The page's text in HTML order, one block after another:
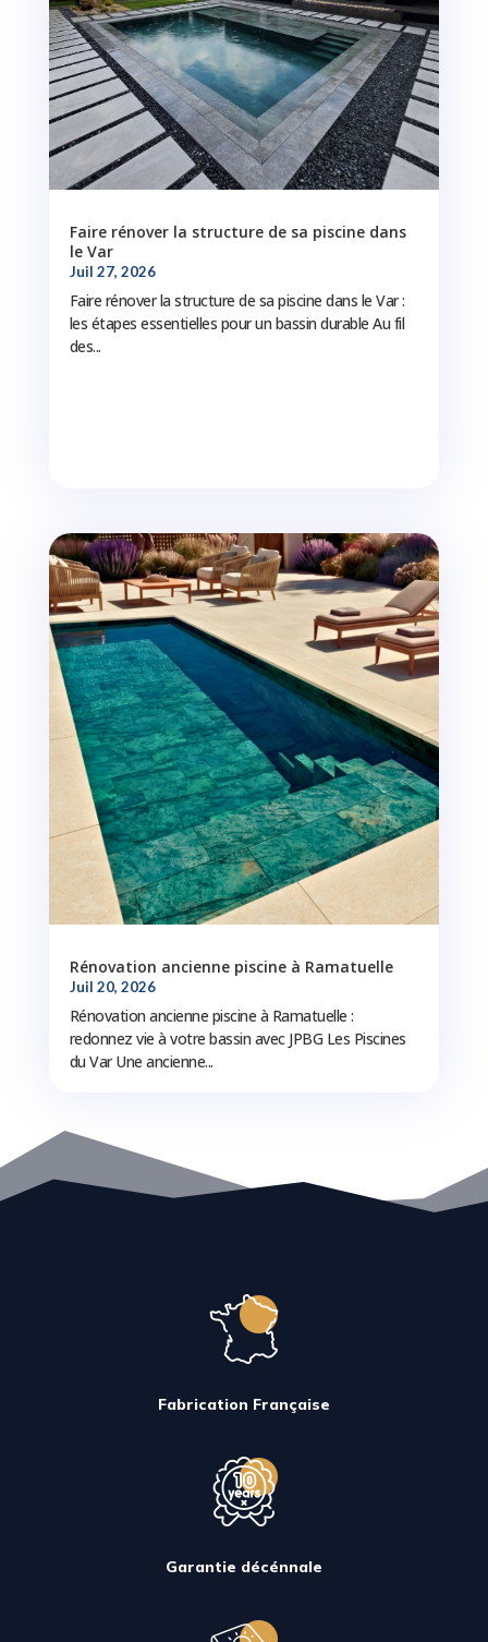
Faire rénover la structure de sa piscine dans
le Var
Juil 27, 2026
Faire rénover la structure de sa piscine dans le Var :
les étapes essentielles pour un bassin durable Au fil
des...
Rénovation ancienne piscine à Ramatuelle
Juil 20, 2026
Rénovation ancienne piscine à Ramatuelle :
redonnez vie à votre bassin avec JPBG Les Piscines
du Var Une ancienne...
Fabrication Française
Garantie décénnale